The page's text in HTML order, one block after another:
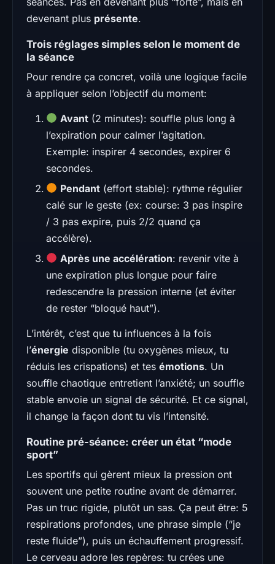
devenant plus présente.
Trois réglages simples selon le moment de
la séance
Pour rendre ça concret, voilà une logique facile
à appliquer selon l’objectif du moment:
Avant (2 minutes): souffle plus long à
l’expiration pour calmer l’agitation.
Exemple: inspirer 4 secondes, expirer 6
secondes.
Pendant (effort stable): rythme régulier
calé sur le geste (ex: course: 3 pas inspire
/ 3 pas expire, puis 2/2 quand ça
accélère).
Après une accélération: revenir vite à
une expiration plus longue pour faire
redescendre la pression interne (et éviter
de rester “bloqué haut”).
L’intérêt, c’est que tu influences à la fois
l’énergie disponible (tu oxygènes mieux, tu
réduis les crispations) et tes émotions. Un
souffle chaotique entretient l’anxiété; un souffle
stable envoie un signal de sécurité. Et ce signal,
il change la façon dont tu vis l’intensité.
Routine pré-séance: créer un état “mode
sport”
Les sportifs qui gèrent mieux la pression ont
souvent une petite routine avant de démarrer.
Pas un truc rigide, plutôt un sas. Ça peut être: 5
respirations profondes, une phrase simple (“je
reste fluide”), puis un échauffement progressif.
Le cerveau adore les repères: tu crées une